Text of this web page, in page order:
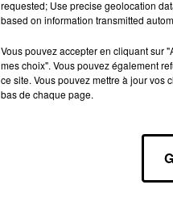
requested; Use precise geolocation
based on information transmitted
Vous pouvez accepter en cliquant sur
mes choix". Vous pouvez également
ce site. Vous pouvez mettre à jour vos
bas de chaque page.